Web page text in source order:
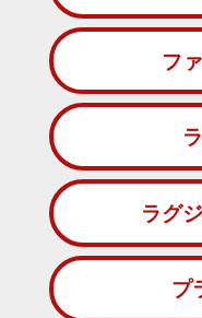
フ
ラグ
プ